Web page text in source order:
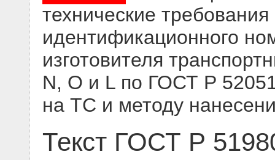
технические
идентификационного
изготовителя
N, O и L по ГОСТ Р
на ТС и методу
Текст ГОСТ Р